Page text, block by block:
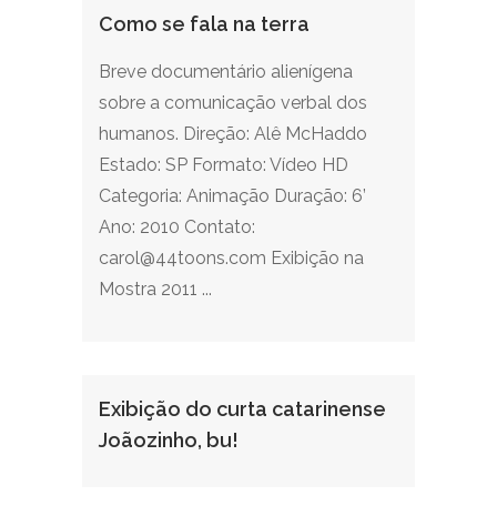
Como se fala na terra
Breve documentário alienígena
sobre a comunicação verbal dos
humanos. Direção: Alê McHaddo
Estado: SP Formato: Vídeo HD
Categoria: Animação Duração: 6’
Ano: 2010 Contato:
carol@44toons.com Exibição na
Mostra 2011 ...
Exibição do curta catarinense
Joãozinho, bu!